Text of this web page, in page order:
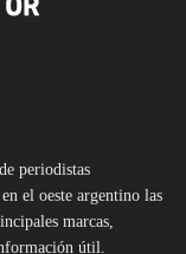
periodistas
el oeste argentino las
marcas,
útil.